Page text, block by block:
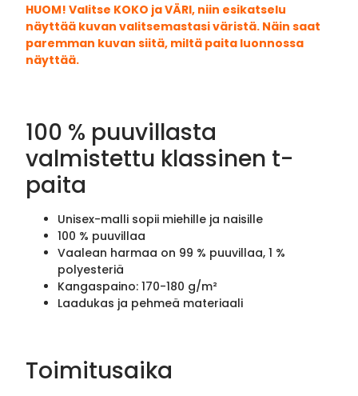
HUOM! Valitse KOKO ja VÄRI, niin esikatselu
näyttää kuvan valitsemastasi väristä. Näin saat
paremman kuvan siitä, miltä paita luonnossa
näyttää.
100 % puuvillasta
valmistettu klassinen t-
paita
Unisex-malli sopii miehille ja naisille
100 % puuvillaa
Vaalean harmaa on 99 % puuvillaa, 1 %
polyesteriä
Kangaspaino: 170-180 g/m²
Laadukas ja pehmeä materiaali
Toimitusaika